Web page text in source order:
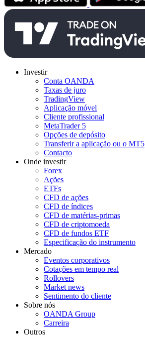
Investir
Conta OANDA
Taxas de juro
TradingView
Aplicação móvel
Cliente profissional
MetaTrader 5
Opções de depósito
Transferir a aplicação ou o MT5
Contacto
Onde investir
Forex
Ações
ETFs
CFD de ações
CFD de índices
CFD de matérias-primas
CFD de criptomoeda
CFD de fundos ETF
Especificação do instrumento
Mercado
Eventos corporativos
Cotações em tempo real
Rollovers
Market news
Sentimento do cliente
Sobre nós
OANDA Group
Carreira
Outros